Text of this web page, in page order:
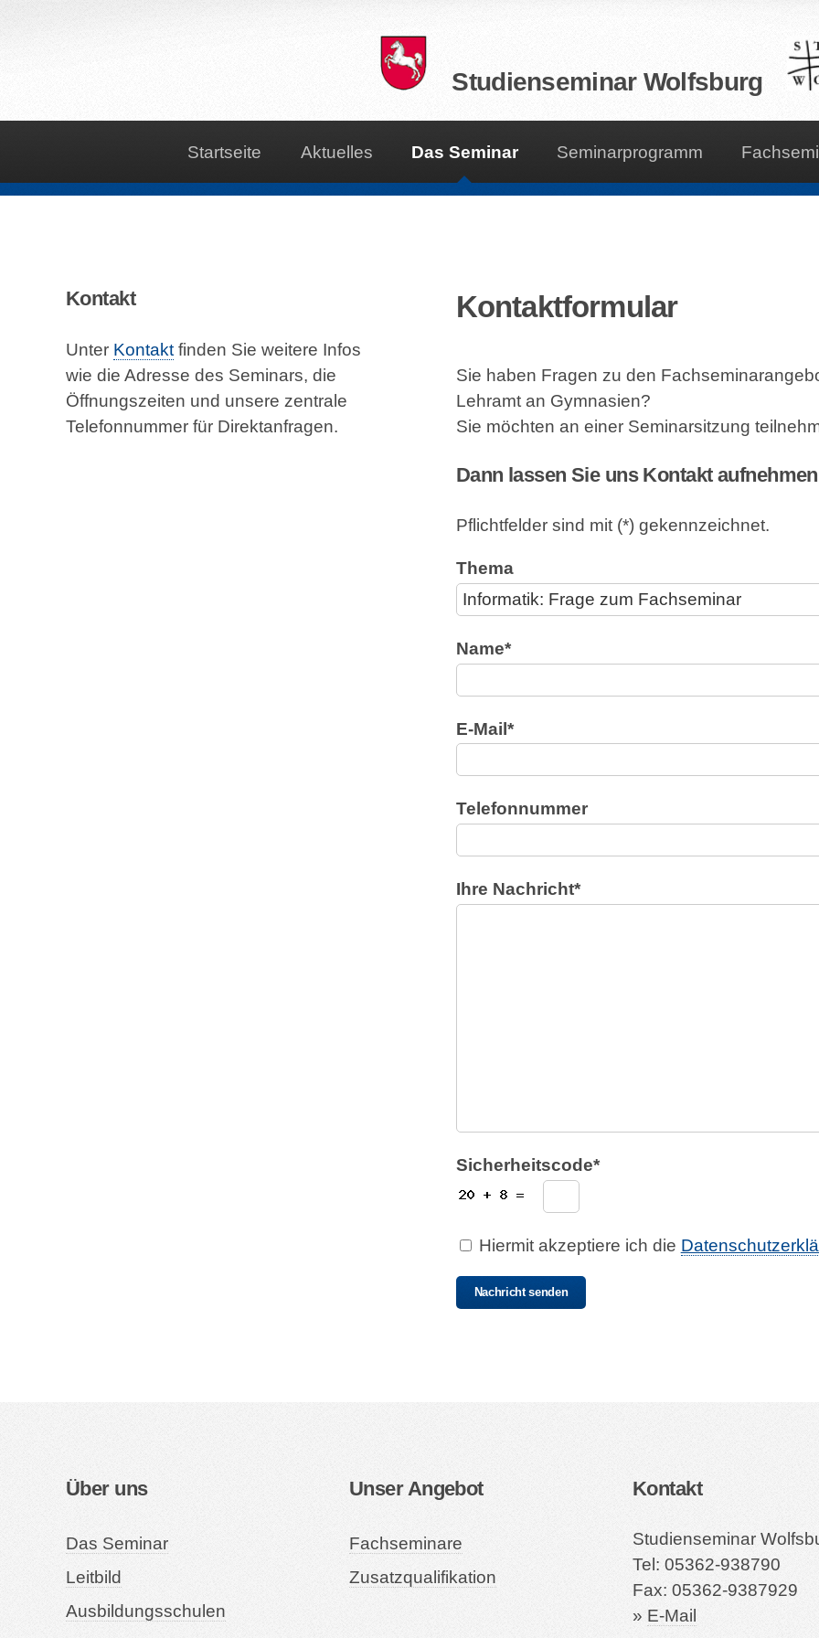
Studienseminar Wolfsburg
Startseite Aktuelles Das Seminar Seminarprogramm
Kontakt
Unter Kontakt finden Sie weitere Infos
wie die Adresse des Seminars, die
Öffnungszeiten und unsere zentrale
Telefonnummer für Direktanfragen.
Kontaktformular
Sie haben Fragen zu den
Lehramt an Gymnasien?
Sie möchten an einer Seminarsitzung
Dann lassen Sie uns Kontakt
Pflichtfelder sind mit (*) gekennzeichnet.
Thema
Name*
E-Mail*
Telefonnummer
Ihre Nachricht*
Sicherheitscode*
Hiermit akzeptiere ich die
Nachricht senden
Über uns
Das Seminar
Leitbild
Ausbildungsschulen
Unser Angebot
Fachseminare
Zusatzqualifikation
Kontakt
Studienseminar
Tel: 05362-938790
Fax: 05362-9387929
» E-Mail